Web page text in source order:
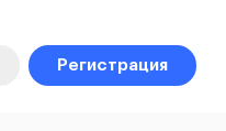
Регистрация